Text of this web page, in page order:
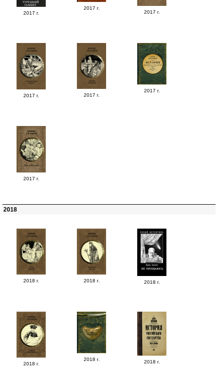
2017 г.
2017 г.
2017 г.
2017 г. 2017 г.
2017 г.
2017 г.
2018
2018 г. 2018 г. 2018 г.
2018 г.
2018 г. 2018 г.